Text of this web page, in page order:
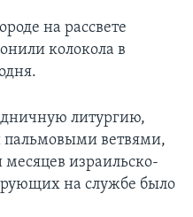
на рассвете
колокола в
литургию,
ветвями,
месяцев израильско-
на службе было